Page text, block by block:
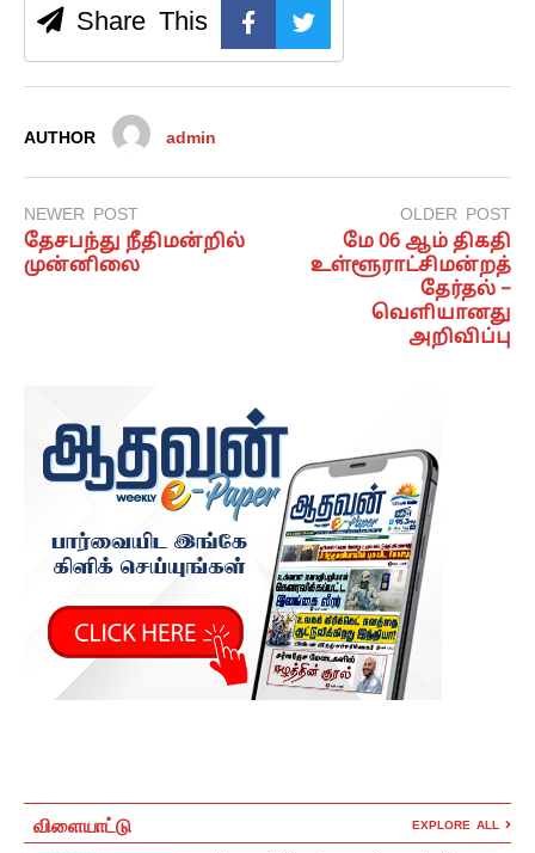
Share This
AUTHOR admin
NEWER POST
தேசபந்து நீதிமன்றில்
முன்னிலை
OLDER POST
மே 06 ஆம் திகதி
உள்ளூராட்சிமன்றத்
தேர்தல் –
வெளியானது
அறிவிப்பு
விளையாட்டு EXPLORE ALL